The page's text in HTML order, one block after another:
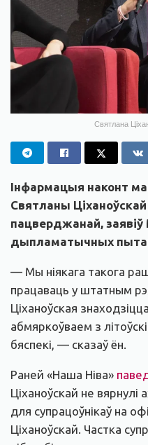
Святлана
Інфармацыя наконт
Святланы
пацверджанай,
дыпламатычных
— Мы ніякага такога
працаваць у штатным
Ціханоўская
абмяркоўваем з
бяспекі, — сказаў ён.
Раней «Наша Ніва»
Ціханоўскай не вярнулі
для супрацоўнікаў на
Ціханоўскай. Частка